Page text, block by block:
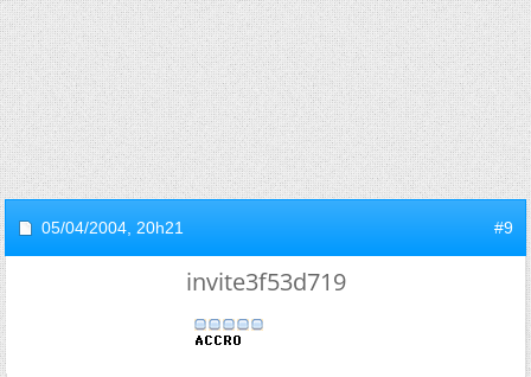
05/04/2004, 20h21 #9
invite3f53d719